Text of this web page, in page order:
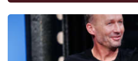
Mámy sobě
Přihlášení